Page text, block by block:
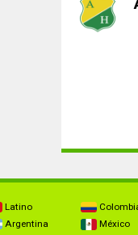
Latino
Argentina
México